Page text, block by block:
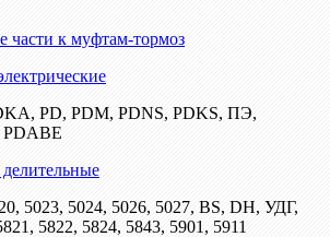
части к муфтам-тормоз
PD, PDM, PDNS, PDKS, ПЭ,
5023, 5024, 5026, 5027, BS, DH, УДГ,
5822, 5824, 5843, 5901, 5911